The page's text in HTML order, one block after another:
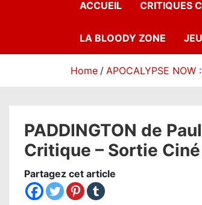
ACCUEIL CRITIQUES
LA BLOODY ZONE
Home APOCALYPSE
PADDINGTON de
Critique – Sortie Ciné
Partagez cet article